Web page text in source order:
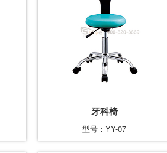
牙科椅
型号：YY-07